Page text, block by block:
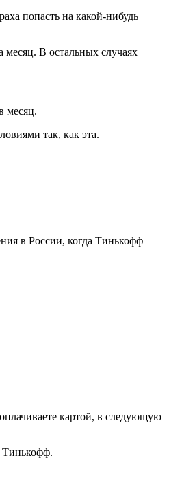
попасть на какой-нибудь
месяц. В остальных случаях
месяц.
так, как эта.
в России, когда Тинькофф
картой, в следующую
Тинькофф.